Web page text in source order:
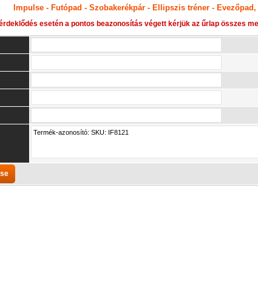
Impulse - Futópad - Szobakerékpár - Ellipszis tréner -
esetén a pontos beazonosítás végett kérjük az űrlap összes